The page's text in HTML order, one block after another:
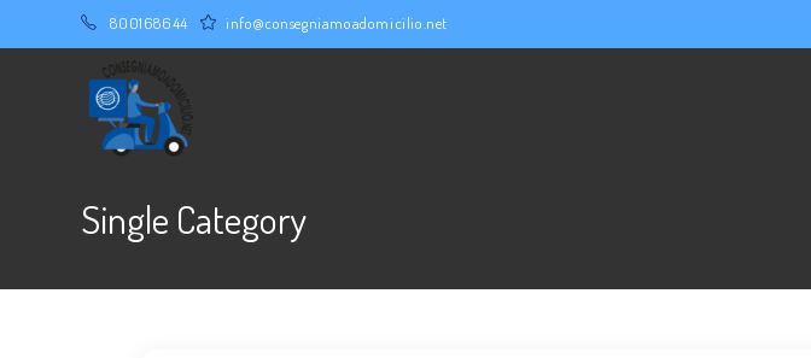
al
800168644 info@consegniamoadomicilio.net
Single Category